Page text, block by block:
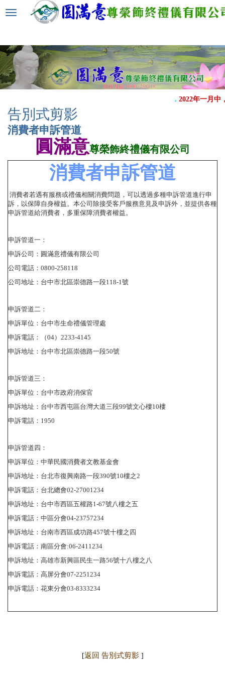
選
換
2022年一月中
告別式剪影
消費者申訴管道
圓滿意尊榮飾終禮儀有限公司
消費者申訴管道
消費者若遇有服務或禮儀相關消費問題，可以透過多種申訴管道進行申
訴，以保障自身權益。本公司除接受客戶服務意見及申訴外，並提供各種
申訴管道給消費者，多重保障消費者權益。
申訴管道一：
申訴公司：圓滿意禮儀有限公司
公司電話：0800-258118
公司地址：台中市北區崇德路一段118-1號
申訴管道二：
申訴單位：台中市生命禮儀管理處
申訴電話：（04）2233-4145
申訴地址：台中市北區崇德路一段50號
申訴管道三：
申訴單位：台中市政府消保官
申訴地址：台中市西屯區台灣大道三段99號文心樓10樓
申訴電話：1950
申訴管道四：
申訴單位：中華民國消費者文教基金會
申訴地址：台北市復興南路一段390號10樓之2
申訴電話：台北總會02-27001234
申訴地址：台中市西區五權路1-67號八樓之五
申訴電話：中區分會04-23757234
申訴地址：台南市西區成功路457號十樓之四
申訴電話：南區分會:06-2411234
申訴地址：高雄市新興區民生一路56號十八樓之八
申訴電話：高屏分會07-2251234
申訴電話：花東分會03-8333234
[返回 告別式剪影 ]